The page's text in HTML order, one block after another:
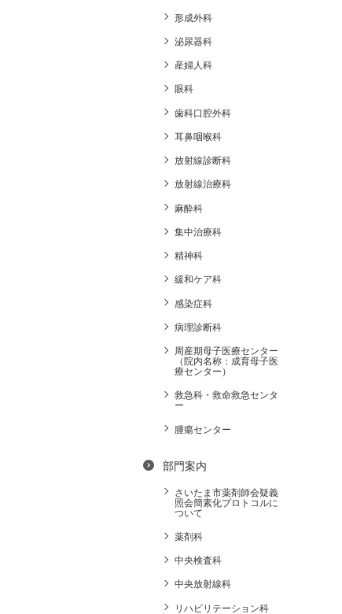
形成外科
泌尿器科
産婦人科
眼科
歯科口腔外科
耳鼻咽喉科
放射線診断科
放射線治療科
麻酔科
集中治療科
精神科
緩和ケア科
感染症科
病理診断科
周産期母子医療センター
（院内名称：成育母子医
療センター）
救急科・救命救急センタ
ー
腫瘍センター
部門案内
さいたま市薬剤師会疑義
照会簡素化プロトコルに
ついて
薬剤科
中央検査科
中央放射線科
リハビリテーション科